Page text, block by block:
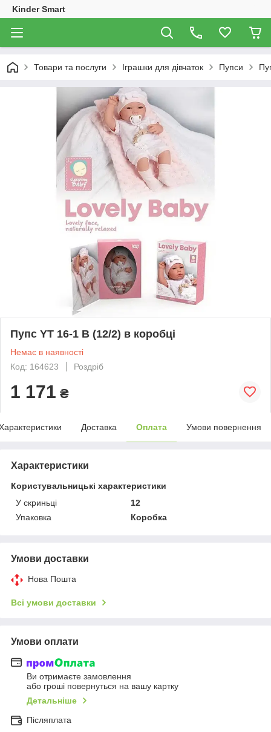
Kinder Smart
Товари та послуги Іграшки для дівчаток Пупси
Пупс YT 16-1 B (12/2) в коробці
Немає в наявності
Код: 164623
Роздріб
1 171 ₴
Доставка Оплата Умови повернення
Характеристики
Користувальницькі характеристики
У скриньці
12
Упаковка
Коробка
Умови доставки
Нова Пошта
Всі умови доставки
Умови оплати
Ви отримаєте замовлення
або гроші повернуться на вашу картку
Детальніше
Післяплата